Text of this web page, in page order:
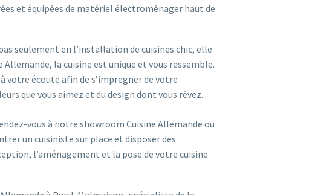
et équipées de matériel électroménager haut de
seulement en l’installation de cuisines chic, elle
la cuisine est unique et vous ressemble.
votre écoute afin de s’impregner de votre
que vous aimez et du design dont vous rêvez.
vous à notre showroom Cuisine Allemande ou
un cuisiniste sur place et disposer des
l’aménagement et la pose de votre cuisine